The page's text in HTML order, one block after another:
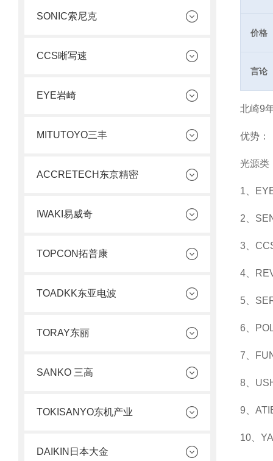
SONIC索尼克
CCS晰写速
EYE岩崎
MITUTOYO三丰
ACCRETECH东京精密
IWAKI易威奇
TOPCON拓普康
TOADKK东亚电波
TORAY东丽
SANKO 三高
TOKISANYO东机产业
DAIKIN日本大金
价格
言论
北崎9
优势：
光源类
1、
2、
3、
4、
5、
6、
7、
8、
9、
10、